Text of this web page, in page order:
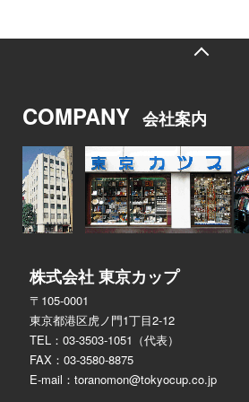
COMPANY 会社案内
株式会社 東京カップ
〒105-0001
東京都港区虎ノ門1丁目2-12
TEL：03-3503-1051（代表）
FAX：03-3580-8875
E-mail： toranomon@tokyocup.co.jp